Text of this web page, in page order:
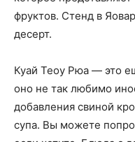
фруктов. Стенд в
десерт.
Куай Теоу Рюа — это
оно не так любимо
добавления свиной
супа. Вы можете